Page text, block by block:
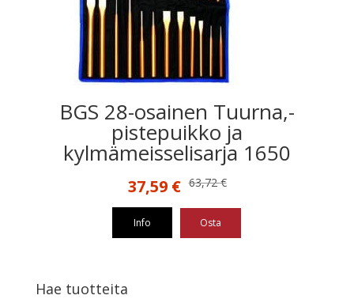
BGS 28-osainen Tuurna,-
pistepuikko ja
kylmämeisselisarja 1650
63,72€
Alkuperäinen
63,72 €.
37,59 €Nykyinen
37,59 €.
Info Osta
Hae tuotteita